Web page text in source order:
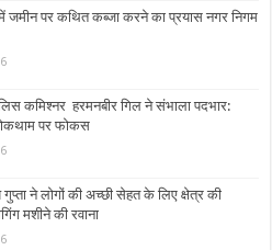
जमीन पर कथित कब्जा करने का प्रयास नगर निगम
कमिश्नर हरमनबीर गिल ने संभाला पदभार:
पर फोकस
ने लोगों की अच्छी सेहत के लिए क्षेत्र की
मशीने की रवाना